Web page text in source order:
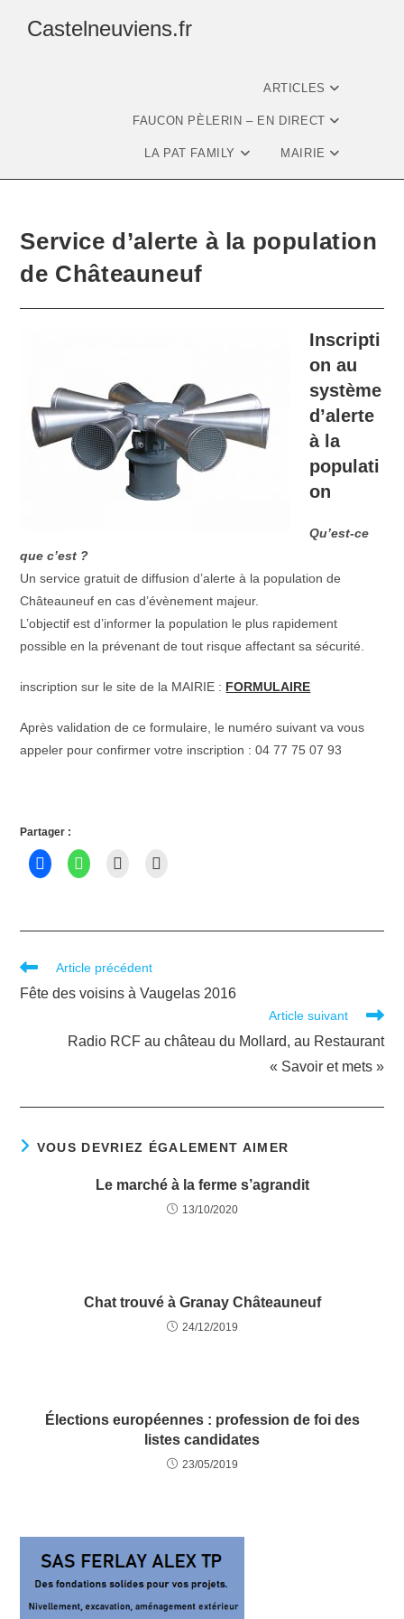
Castelneuviens.fr
ARTICLES
FAUCON PÈLERIN – EN DIRECT
LA PAT FAMILY MAIRIE
Service d’alerte à la population
de Châteauneuf
Inscripti
on au
système
d’alerte
à la
populati
on
Qu’est-ce
que c’est ?
Un service gratuit de diffusion d’alerte à la population de
Châteauneuf en cas d’évènement majeur.
L’objectif est d’informer la population le plus rapidement
possible en la prévenant de tout risque affectant sa sécurité.
inscription sur le site de la MAIRIE : FORMULAIRE
Après validation de ce formulaire, le numéro suivant va vous
appeler pour confirmer votre inscription :04 77 75 07 93
Partager :
Article précédent
Fête des voisins à Vaugelas 2016
Article suivant
Radio RCF au château du Mollard, au Restaurant
« Savoir et mets »
VOUS DEVRIEZ ÉGALEMENT AIMER
Le marché à la ferme s’agrandit
13/10/2020
Chat trouvé à Granay Châteauneuf
24/12/2019
Élections européennes : profession de foi des
listes candidates
23/05/2019